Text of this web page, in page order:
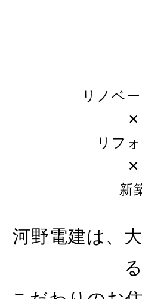
リノベ
✕
リフ
✕
新
河野電建は、
る
PRIVACY